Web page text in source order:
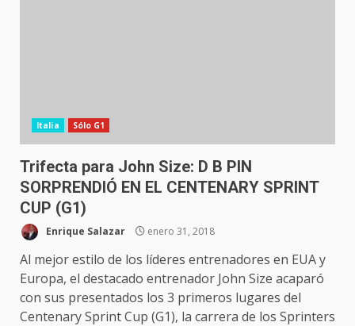
Italia Sólo G1
Trifecta para John Size: D B PIN
SORPRENDIÓ EN EL CENTENARY SPRINT
CUP (G1)
Enrique Salazar enero 31, 2018
Al mejor estilo de los líderes entrenadores en EUA y
Europa, el destacado entrenador John Size acaparó
con sus presentados los 3 primeros lugares del
Centenary Sprint Cup (G1), la carrera de los Sprinters